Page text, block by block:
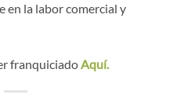
en la labor comercial y
franquiciadoAquí.